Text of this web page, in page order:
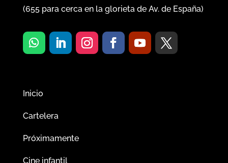
(655para cerca en la glorieta de Av. de España)
Inicio
Cartelera
Próximamente
Cine infantil